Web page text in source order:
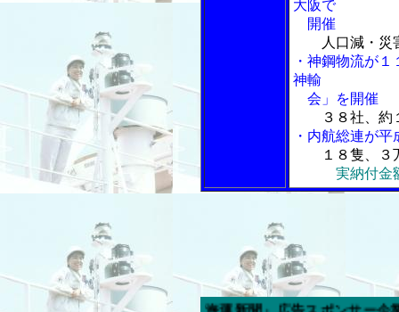
大阪で
開催
人口減・災
・神鋼物流が
神輸
会」を開催
３８社、約
・内航総連が
１８隻、
実納付金